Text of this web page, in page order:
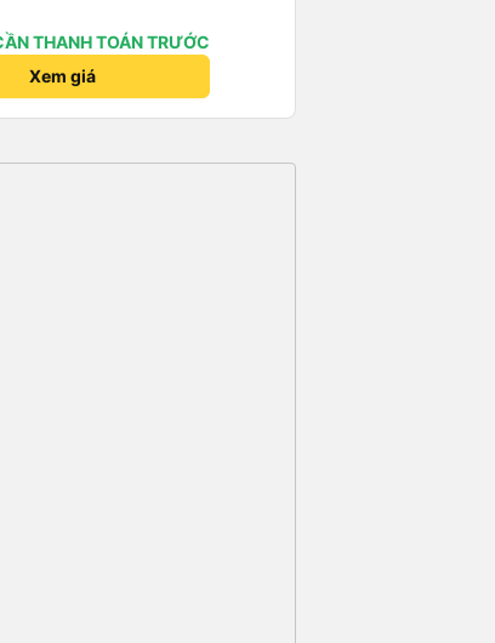
THANH TOÁN TRƯỚC
Xem giá